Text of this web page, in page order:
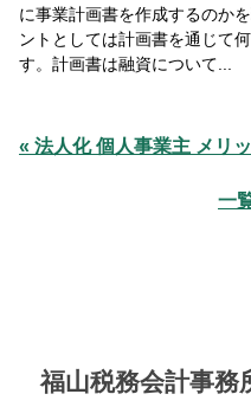
に事業計画書を作成するのか
ントとしては計画書を通じて
す。計画書は融資について...
« 法人化 個人事業主 メリ
一
福山税務会計事務